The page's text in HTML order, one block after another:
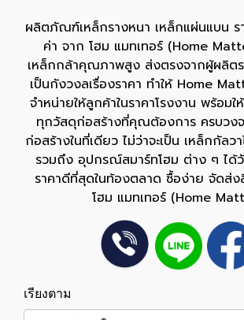
ผลิตภัณฑ์เหล็กรางหนา เหล็กแผ่นแบน
ค่า จาก โฮม แมทเทอร์ (Home
เหล็กกล้าคุณภาพสูง ส่งตรงจากผู้ผลิต
เป็นกังวงลเรื่องราคา ทำให้ Home
จำหน่ายให้ลูกค้าในราคาโรงงาน พร้อมใ
ทุกวัสดุก่อสร้างที่คุณต้องการ ครบวง
ก่อสร้างในที่เดียว ไม่ว่าจะเป็น เหล็กกัลว
รวมถึง อุปกรณ์สมาร์ทโฮม ต่าง ๆ ได้
ราคาดีที่สุดในท้องตลาด ซื้อง่าย จัดส่
โฮม แมทเทอร์ (Home
เรียงตาม